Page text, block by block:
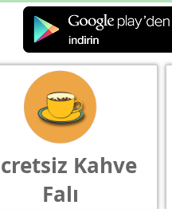
Kahve
Falı